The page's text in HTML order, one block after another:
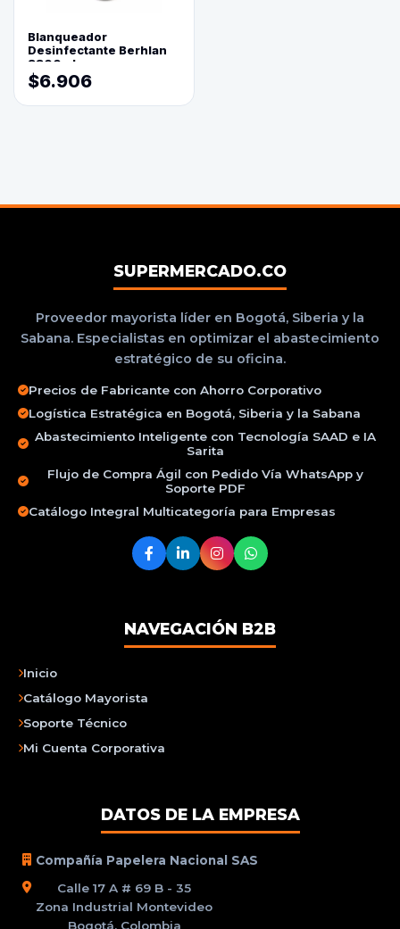
Blanqueador
Desinfectante Berhlan
3800ml
$6.906
SUPERMERCADO.CO
Proveedor mayorista líder en Bogotá, Siberia y la
Sabana. Especialistas en optimizar el abastecimiento
estratégico de su oficina.
Precios de Fabricante con Ahorro Corporativo
Logística Estratégica en Bogotá, Siberia y la Sabana
Abastecimiento Inteligente con Tecnología SAAD e IA
Sarita
Flujo de Compra Ágil con Pedido Vía WhatsApp y
Soporte PDF
Catálogo Integral Multicategoría para Empresas
NAVEGACIÓN B2B
Inicio
Catálogo Mayorista
Soporte Técnico
Mi Cuenta Corporativa
DATOS DE LA EMPRESA
Compañía Papelera Nacional SAS
Calle 17 A # 69 B - 35
Zona Industrial Montevideo
Bogotá, Colombia